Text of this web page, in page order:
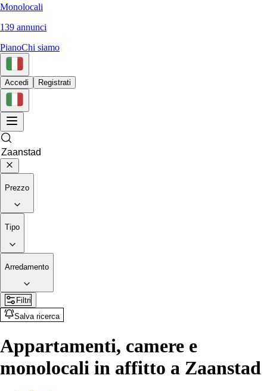
Monolocali
139 annunci
PianoChi siamo
Accedi Registrati
Prezzo
Tipo
Arredamento
Filtri
Salva ricerca
Appartamenti, camere e
monolocali in affitto a Zaanstad